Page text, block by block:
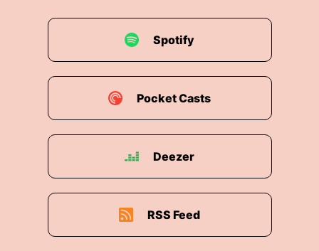
Spotify
Pocket Casts
Deezer
RSS Feed